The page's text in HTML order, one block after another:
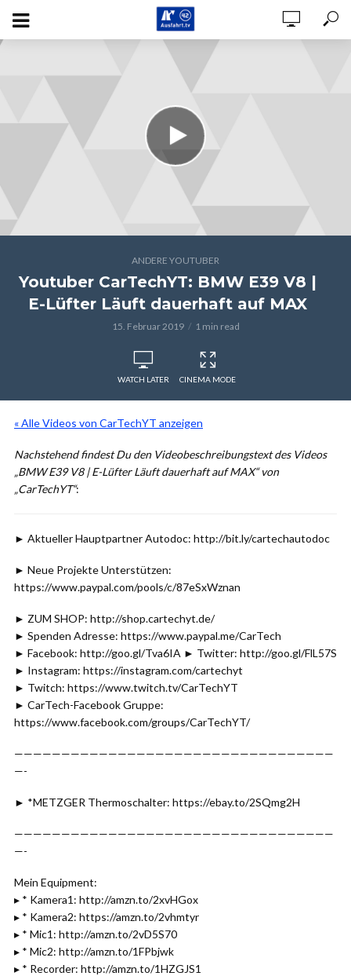
ANDERE YOUTUBER
Youtuber CarTechYT: BMW E39 V8 |
E-Lüfter Läuft dauerhaft auf MAX
15. Februar 2019 1 min read
WATCH LATER CINEMA MODE
« Alle Videos von CarTechYT anzeigen
Nachstehend findest Du den Videobeschreibungstext des Videos
„BMW E39 V8 | E-Lüfter Läuft dauerhaft auf MAX“ von
„CarTechYT“:
► Aktueller Hauptpartner Autodoc: http://bit.ly/cartechautodoc
► Neue Projekte Unterstützen:
https://www.paypal.com/pools/c/87eSxWznan
► ZUM SHOP: http://shop.cartechyt.de/
► Spenden Adresse: https://www.paypal.me/CarTech
► Facebook: http://goo.gl/Tva6IA ► Twitter: http://goo.gl/FlL57S
► Instagram: https://instagram.com/cartechyt
► Twitch: https://www.twitch.tv/CarTechYT
► CarTech-Facebook Gruppe:
https://www.facebook.com/groups/CarTechYT/
——————————————————————————————————
—-
► *METZGER Thermoschalter: https://ebay.to/2SQmg2H
——————————————————————————————————
—-
Mein Equipment:
▸ * Kamera1: http://amzn.to/2xvHGox
▸ * Kamera2: https://amzn.to/2vhmtyr
▸ * Mic1: http://amzn.to/2vD5S70
▸ * Mic2: http://amzn.to/1FPbjwk
▸ * Recorder: http://amzn.to/1HZGJS1